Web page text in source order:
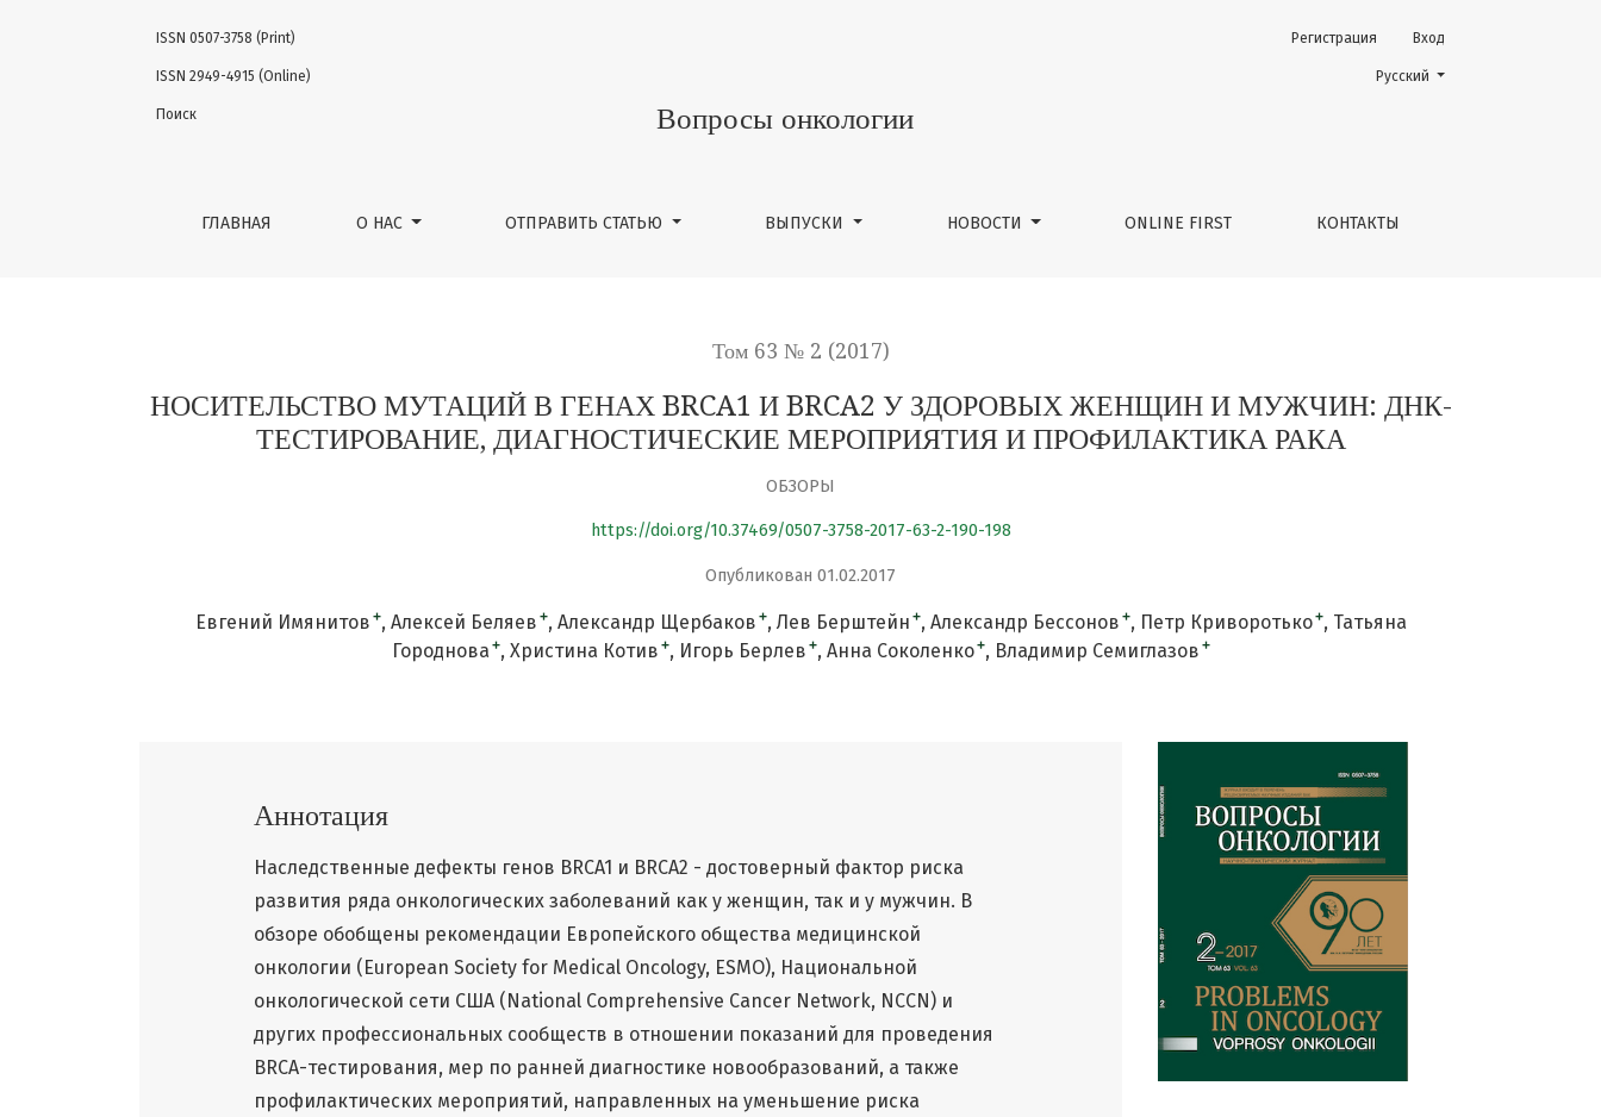
НОСИТЕЛЬСТВО МУТАЦИЙ В ГЕНАХ BRCA1 И BRCA2 У ЗДОРОВЫХ ЖЕНЩИН И МУЖЧИН: ДНК-ТЕСТИРОВАНИЕ, ДИАГНОСТИЧЕСКИЕ МЕРОПРИЯТИЯ И ПРОФИЛАКТИКА
Вопросы онкологии
ГЛАВНАЯ О НАС ОТПРАВИТЬ СТАТЬЮ ВЫПУСКИ НОВОСТИ ONLINE FIRST КОНТАКТЫ
Регистрация Вход
ISSN 0507-3758 (Print)
ISSN 2949-4915 (Online)
Поиск
Change the language. The
Русский
Том 63 № 2 (2017)
НОСИТЕЛЬСТВО МУТАЦИЙ В ГЕНАХ BRCA1 И BRCA2 У ЗДОРОВЫХ ЖЕНЩИН И МУЖЧИН: ДНК-
ТЕСТИРОВАНИЕ, ДИАГНОСТИЧЕСКИЕ МЕРОПРИЯТИЯ И ПРОФИЛАКТИКА РАКА
ОБЗОРЫ
https://doi.org/10.37469/0507-3758-2017-63-2-190-198
Опубликован 01.02.2017
Евгений Имянитов + Алексей Беляев + Александр Щербаков + Лев Берштейн + Александр Бессонов + Петр Криворотько+
Татьяна
Городнова + Христина Котив + Игорь Берлев + Анна Соколенко+ Владимир Семиглазов +
Аннотация
Наследственные дефекты генов BRCA1 и BRCA2 - достоверный фактор риска
развития ряда онкологических заболеваний как у женщин, так и у мужчин. В
обзоре обобщены рекомендации Европейского общества медицинской
онкологии (European Society for Medical Oncology, ESMO), Национальной
онкологической сети США (National Comprehensive Cancer Network, NCCN) и
других профессиональных сообществ в отношении показаний для проведения
BRCA-тестирования, мер по ранней диагностике новообразований, а также
профилактических мероприятий, направленных на уменьшение риска